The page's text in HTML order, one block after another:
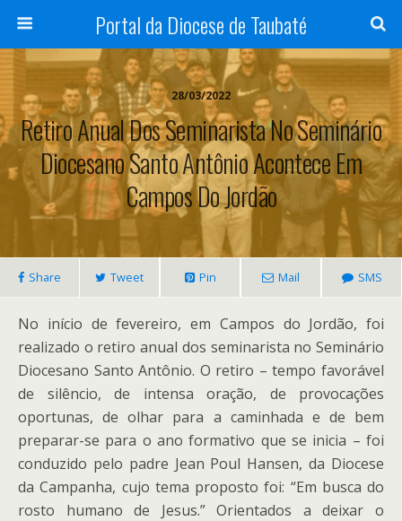
Portal da Diocese de Taubaté
28/03/2022
Retiro Anual Dos Seminarista No Seminário
Diocesano Santo Antônio Acontece Em
Campos Do Jordão
Share Tweet Pin Mail SMS
No início de fevereiro, em Campos do Jordão, foi
realizado o retiro anual dos seminarista no Seminário
Diocesano Santo Antônio. O retiro – tempo favorável
de silêncio, de intensa oração, de provocações
oportunas, de olhar para a caminhada e de bem
preparar-se para o ano formativo que se inicia – foi
conduzido pelo padre Jean Poul Hansen, da Diocese
da Campanha, cujo tema proposto foi: “Em busca do
rosto humano de Jesus.” Orientados a deixar o